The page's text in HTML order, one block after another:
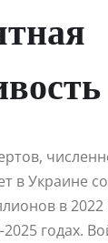
в Украине
в 2022
годах.